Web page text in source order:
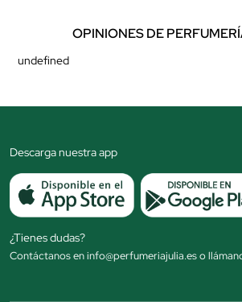
OPINIONES DE
undefined
Descarga nuestra app
¿Tienes dudas?
Contáctanos en info@perfumeriajulia.es o